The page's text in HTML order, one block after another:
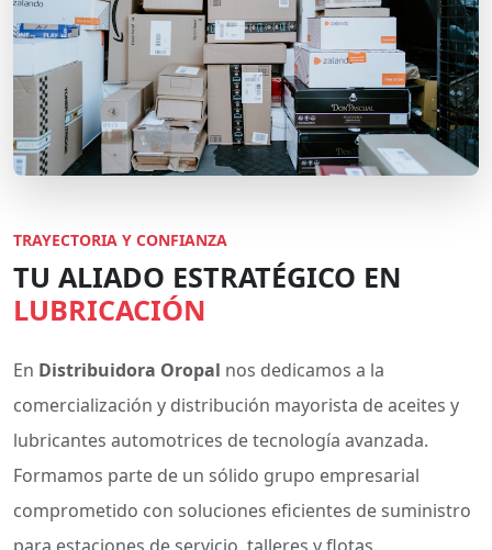
TRAYECTORIA Y CONFIANZA
TU ALIADO ESTRATÉGICO EN
LUBRICACIÓN
En Distribuidora Oropal nos dedicamos a la
comercialización y distribución mayorista de aceites y
lubricantes automotrices de tecnología avanzada.
Formamos parte de un sólido grupo empresarial
comprometido con soluciones eficientes de suministro